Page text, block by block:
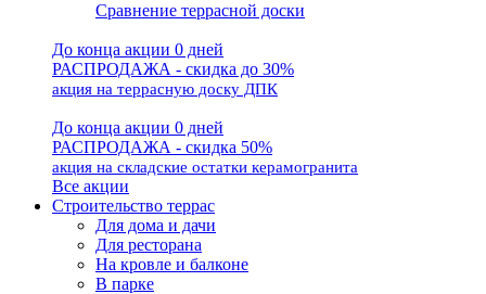
Сравнение террасной доски
До конца акции 0 дней
РАСПРОДАЖА - скидка до 30%
акция на террасную доску ДПК
До конца акции 0 дней
РАСПРОДАЖА - скидка 50%
акция на складские остатки керамогранита
Все акции
Строительство террас
Для дома и дачи
Для ресторана
На кровле и балконе
В парке